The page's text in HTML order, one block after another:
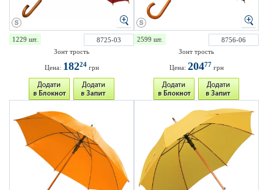
1229 шт.
8725-03
Зонт трость
Цена: 18224грн
2599 шт.
8756-06
Зонт трость
Цена: 20477 грн